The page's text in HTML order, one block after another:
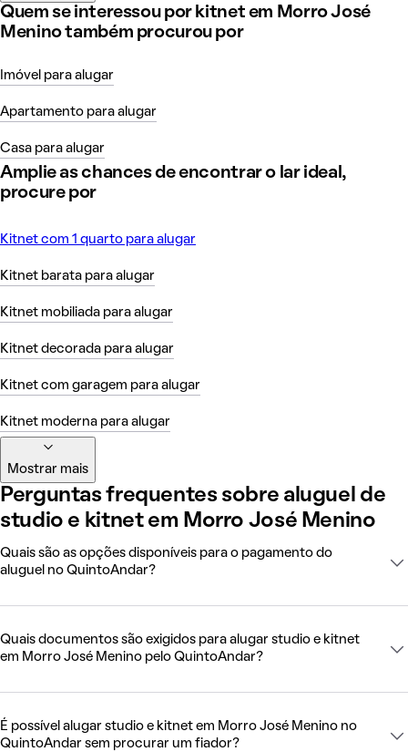
Quem se interessou por kitnet em Morro José
Menino também procurou por
Imóvel para alugar
Apartamento para alugar
Casa para alugar
Amplie as chances de encontrar o lar ideal,
procure por
Kitnet com 1 quarto para alugar
Kitnet barata para alugar
Kitnet mobiliada para alugar
Kitnet decorada para alugar
Kitnet com garagem para alugar
Kitnet moderna para alugar
Mostrar mais
Perguntas frequentes sobre aluguel de
studio e kitnet em Morro José Menino
Quais são as opções disponíveis para o pagamento do
aluguel no QuintoAndar?
Quais documentos são exigidos para alugar studio e kitnet
em Morro José Menino pelo QuintoAndar?
É possível alugar studio e kitnet em Morro José Menino no
QuintoAndar sem procurar um fiador?